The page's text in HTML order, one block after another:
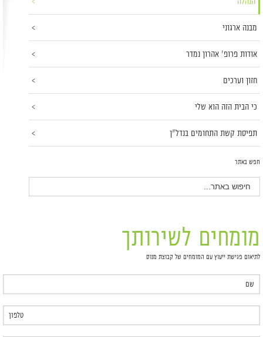
מבנה ארגוני
אודות פרופ' אהרון נמדר
חזון וערכים
כי הבית הזה הוא שלי
תפיסת קשת התחומים בנדל"ן
חפש באתר
מומחים לשירותך
לתיאום פגישת ייעוץ עם המומחים של קבוצת מנוס